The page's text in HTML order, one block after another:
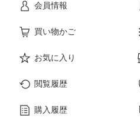
会員情報
買い物かご
お気に入り
閲覧履歴
購入履歴